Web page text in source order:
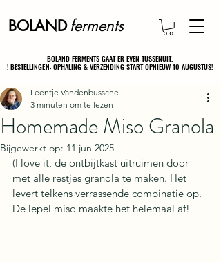
BOLAND ferments
BOLAND FERMENTS GAAT ER EVEN TUSSENUIT.
! BESTELLINGEN: OPHALING & VERZENDING START OPNIEUW 10 AUGUSTUS!
BOLAND FERMENTS GAAT ER EVEN TUSSENUIT.
! BESTELLINGEN: OPHALING & VERZENDING START OPNIEUW 10 AUGUSTUS!
Homemade Miso Granola
Leentje Vandenbussche
3 minuten om te lezen
Bijgewerkt op: 11 jun 2025
(I love it, de ontbijtkast uitruimen door
met alle restjes granola te maken. Het
levert telkens verrassende combinatie op.
De lepel miso maakte het helemaal af!